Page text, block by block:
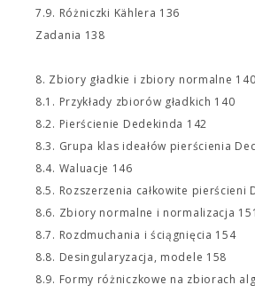
7.9. Różniczki Kählera 136
Zadania 138
8. Zbiory gładkie i zbiory normalne 140
8.1. Przykłady zbiorów gładkich 140
8.2. Pierścienie Dedekinda 142
8.3. Grupa klas ideałów pierścienia
8.4. Waluacje 146
8.5. Rozszerzenia całkowite pierścieni
8.6. Zbiory normalne i normalizacja 151
8.7. Rozdmuchania i ściągnięcia 154
8.8. Desingularyzacja, modele 158
8.9. Formy różniczkowe na zbiorach